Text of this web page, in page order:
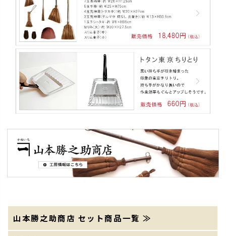
山本勝之助商店 セット商品一覧 ≫